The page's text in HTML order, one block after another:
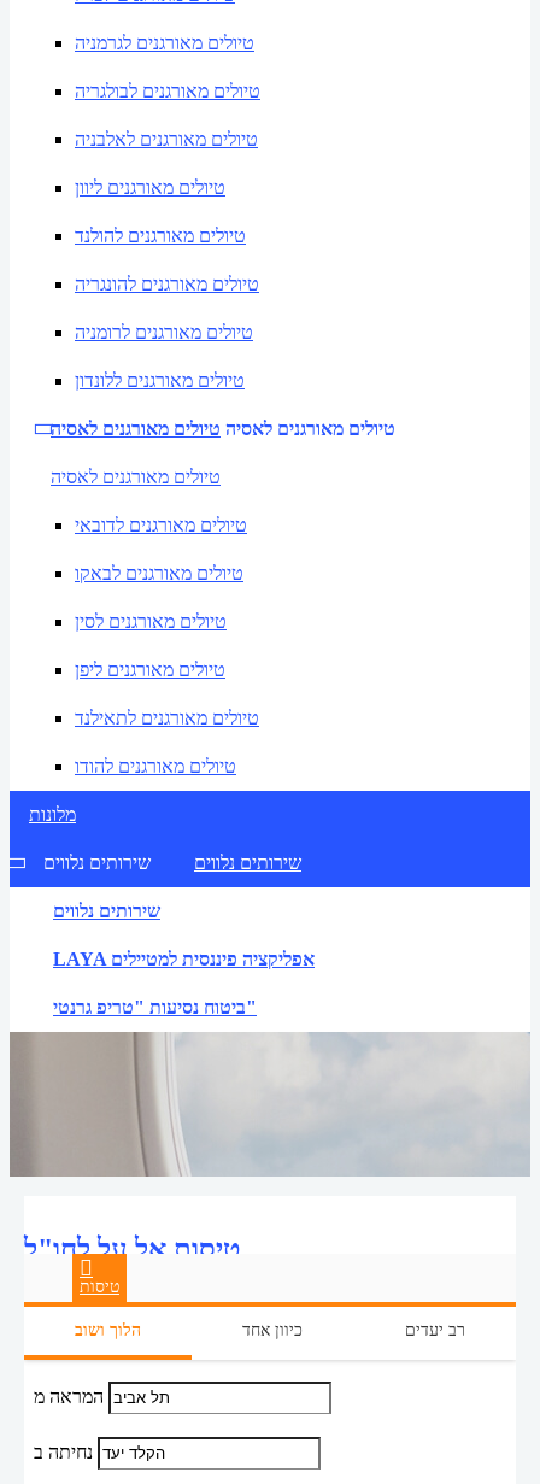
טיולים מאורגנים לגרמניה
טיולים מאורגנים לבולגריה
טיולים מאורגנים לאלבניה
טיולים מאורגנים ליוון
טיולים מאורגנים להולנד
טיולים מאורגנים להונגריה
טיולים מאורגנים לרומניה
טיולים מאורגנים ללונדון
טיולים מאורגנים לאסיה טיולים מאורגנים לאסיה
טיולים מאורגנים לאסיה
טיולים מאורגנים לדובאי
טיולים מאורגנים לבאקו
טיולים מאורגנים לסין
טיולים מאורגנים ליפן
טיולים מאורגנים לתאילנד
טיולים מאורגנים להודו
מלונות
שירותים נלווים שירותים נלווים
שירותים נלווים
LAYA אפליקציה פיננסית למטיילים
ביטוח נסיעות "טריפ גרנטי"
טיסות
טיסות אל על לחו"ל
הלוך ושוב כיוון אחד רב יעדים
המראה מ
נחיתה ב